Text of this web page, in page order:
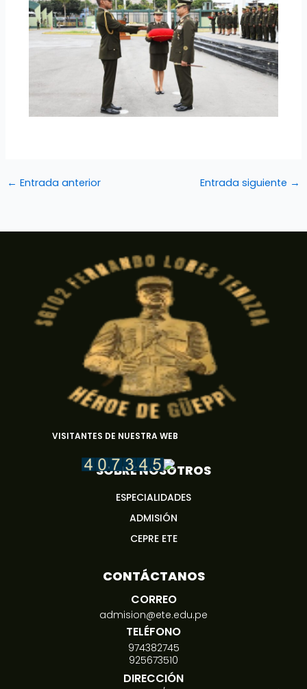
← Entrada anterior Entrada siguiente →
VISITANTES DE NUESTRA WEB
SOBRE NOSOTROS
ESPECIALIDADES
ADMISIÓN
CEPRE ETE
CONTÁCTANOS
CORREO
admision@ete.edu.pe
TELÉFONO
974382745
925673510
DIRECCIÓN